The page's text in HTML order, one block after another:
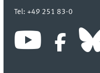
Tel:+49 251 83-0